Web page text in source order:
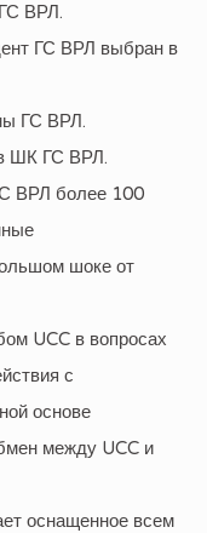
ВРЛ.
ГС ВРЛ выбран в
ГС ВРЛ.
ШК ГС ВРЛ.
ВРЛ более 100
шоке от
UCC в вопросах
с
основе
между UCC и
оснащенное всем